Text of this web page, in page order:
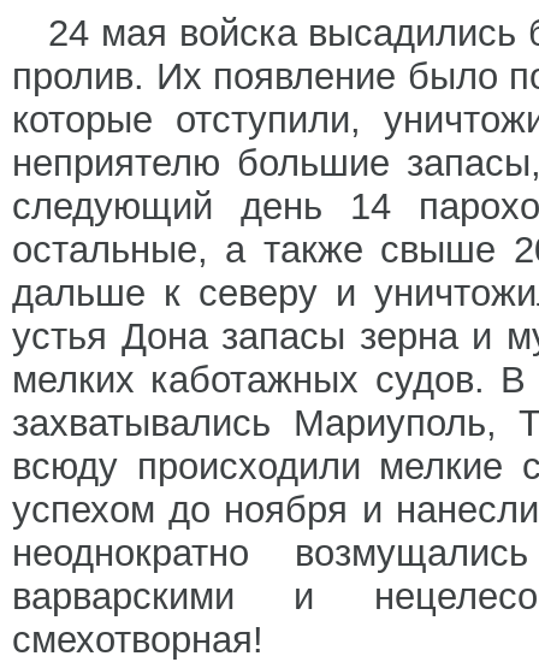
24 мая войска
пролив. Их появление было
которые отступили,
неприятелю большие
следующий день 14
остальные, а также свыше
дальше к северу и
устья Дона запасы зерна и
мелких каботажных судов.
захватывались Мариуполь,
всюду происходили мелкие
успехом до ноября и
неоднократно
варварскими и
смехотворная!